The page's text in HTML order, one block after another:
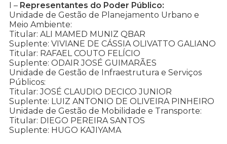
I – Representantes do Poder Público:
Unidade de Gestão de Planejamento Urbano e
Meio Ambiente:
Titular: ALI MAMED MUNIZ QBAR
Suplente: VIVIANE DE CÁSSIA OLIVATTO GALIANO
Titular: RAFAEL COUTO FELÍCIO
Suplente: ODAIR JOSÉ GUIMARÃES
Unidade de Gestão de Infraestrutura e Serviços
Públicos:
Titular: JOSÉ CLAUDIO DECICO JUNIOR
Suplente: LUIZ ANTONIO DE OLIVEIRA PINHEIRO
Unidade de Gestão de Mobilidade e Transporte:
Titular: DIEGO PEREIRA SANTOS
Suplente: HUGO KAJIYAMA